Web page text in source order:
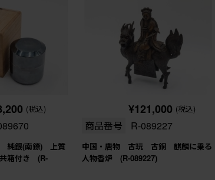
(税込)
純銀(南鐐) 上質
箱付き (R-
¥121,000 (税込)
商品番号 R-089227
中国・唐物 古玩 古銅 麒麟に乗る
人物香炉 (R-089227)